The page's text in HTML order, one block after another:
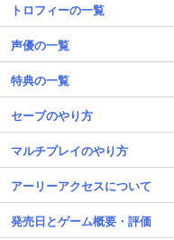
トロフィーの一覧
声優の一覧
特典の一覧
セーブのやり方
マルチプレイのやり方
アーリーアクセスについて
発売日とゲーム概要・評価